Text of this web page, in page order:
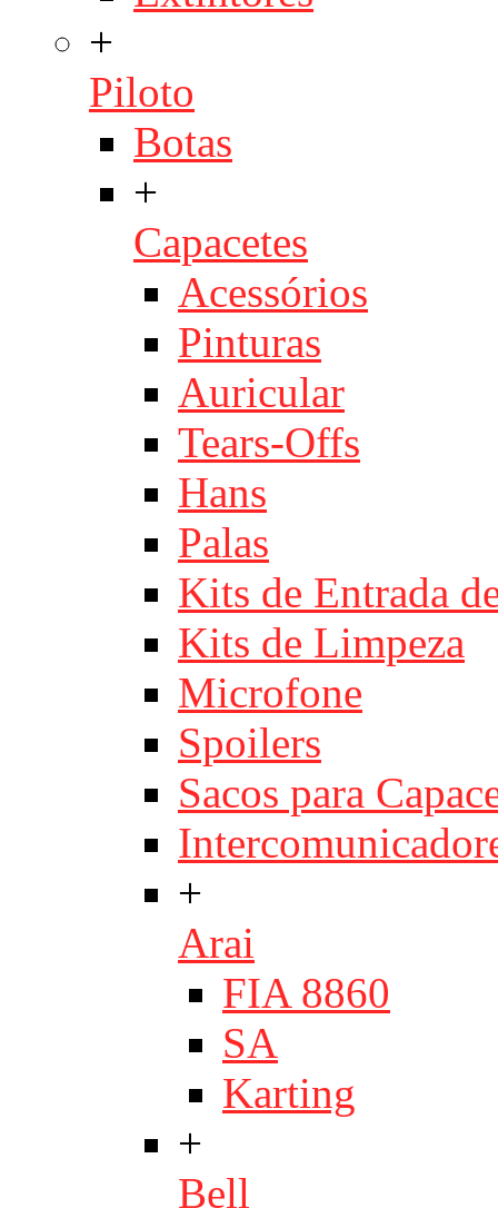
+
Piloto
Botas
+
Capacetes
Acessórios
Pinturas
Auricular
Tears-Offs
Hans
Palas
Kits de Entrada
Kits de Limpeza
Microfone
Spoilers
Sacos para
+
Arai
FIA 8860
SA
Karting
+
Bell